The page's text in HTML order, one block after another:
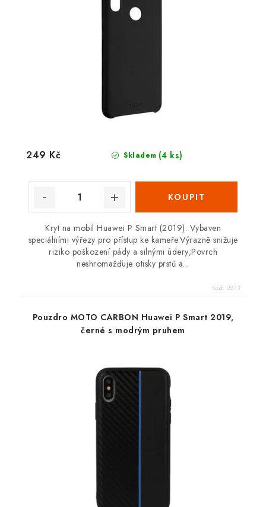
Skladem (4 ks)
249 Kč
Kryt na mobil Huawei P Smart (2019). Vybaven
speciálními výřezy pro přístup ke kameře.Výrazně snižuje
riziko poškození pády a silnými údery;Povrch
neshromažďuje otisky prstů a...
Kód: 2873
Pouzdro MOTO CARBON Huawei P Smart 2019,
černé s modrým pruhem